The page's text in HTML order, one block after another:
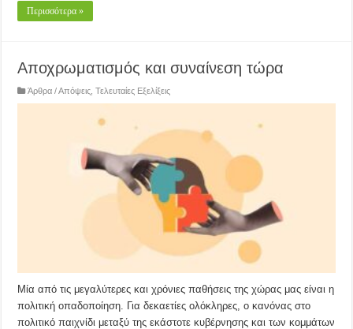
Περισσότερα »
Αποχρωματισμός και συναίνεση τώρα
Άρθρα / Απόψεις ,Τελευταίες Εξελίξεις
Μία από τις μεγαλύτερες και χρόνιες παθήσεις της χώρας μας είναι η
πολιτική οπαδοποίηση. Για δεκαετίες ολόκληρες, ο κανόνας στο
πολιτικό παιχνίδι μεταξύ της εκάστοτε κυβέρνησης και των κομμάτων